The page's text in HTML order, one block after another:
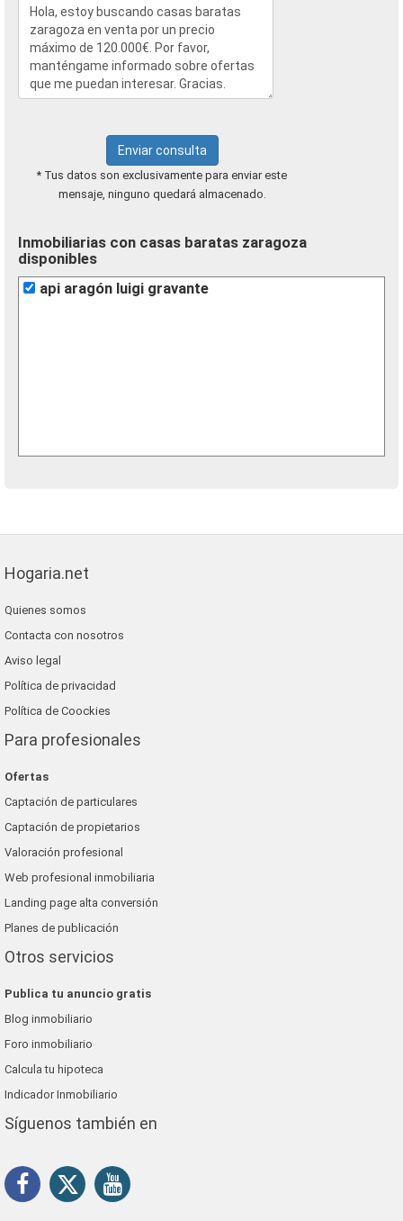
Enviar consulta
* Tus datos son exclusivamente para enviar este
mensaje, ninguno quedará almacenado.
Inmobiliarias con casas baratas zaragoza
disponibles
api aragón luigi gravante
Hogaria.net
Quienes somos
Contacta con nosotros
Aviso legal
Política de privacidad
Política de Coockies
Para profesionales
Ofertas
Captación de particulares
Captación de propietarios
Valoración profesional
Web profesional inmobiliaria
Landing page alta conversión
Planes de publicación
Otros servicios
Publica tu anuncio gratis
Blog inmobiliario
Foro inmobiliario
Calcula tu hipoteca
Indicador Inmobiliario
Síguenos también en